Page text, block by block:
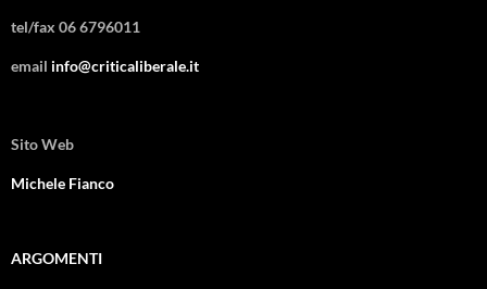
tel/fax 06 6796011
email info@criticaliberale.it
Sito Web
Michele Fianco
ARGOMENTI